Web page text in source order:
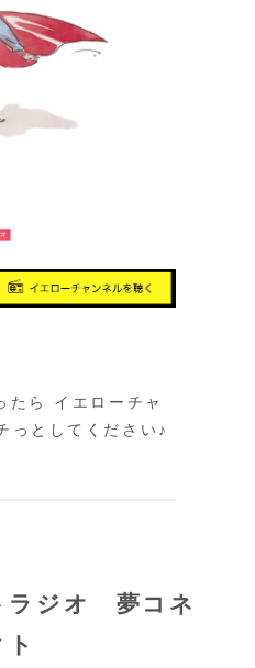
たら イエローチャ
っとしてください♪
ラジオ 夢コネ
ト